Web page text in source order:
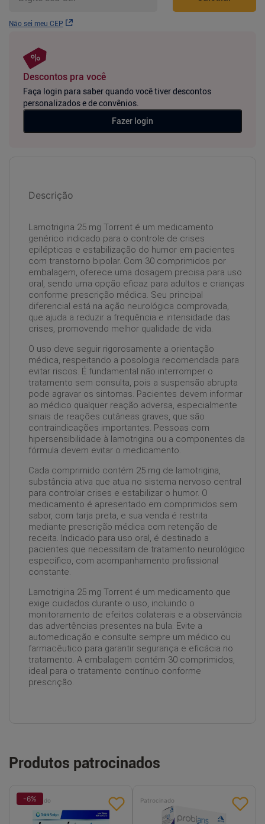
Não sei meu CEP
Descontos pra você
Faça login para saber quando você tiver descontos
personalizados e de convênios.
Fazer login
Descrição
Lamotrigina 25 mg Torrent é um medicamento
genérico indicado para o controle de crises
epilépticas e estabilização do humor em pacientes
com transtorno bipolar. Com 30 comprimidos por
embalagem, oferece uma dosagem precisa para uso
oral, sendo uma opção eficaz para adultos e crianças
conforme prescrição médica. Seu principal
diferencial está na ação neurológica comprovada,
que ajuda a reduzir a frequência e intensidade das
crises, promovendo melhor qualidade de vida.
O uso deve seguir rigorosamente a orientação
médica, respeitando a posologia recomendada para
evitar riscos. É fundamental não interromper o
tratamento sem consulta, pois a suspensão abrupta
pode agravar os sintomas. Pacientes devem informar
ao médico qualquer reação adversa, especialmente
sinais de reações cutâneas graves, que são
contraindicações importantes. Pessoas com
hipersensibilidade à lamotrigina ou a componentes da
fórmula devem evitar o medicamento.
Cada comprimido contém 25 mg de lamotrigina,
substância ativa que atua no sistema nervoso central
para controlar crises e estabilizar o humor. O
medicamento é apresentado em comprimidos sem
sabor, com tarja preta, e sua venda é restrita
mediante prescrição médica com retenção de
receita. Indicado para uso oral, é destinado a
pacientes que necessitam de tratamento neurológico
específico, com acompanhamento profissional
constante.
Lamotrigina 25 mg Torrent é um medicamento que
exige cuidados durante o uso, incluindo o
monitoramento de efeitos colaterais e a observância
das advertências presentes na bula. Evite a
automedicação e consulte sempre um médico ou
farmacêutico para garantir segurança e eficácia no
tratamento. A embalagem contém 30 comprimidos,
ideal para o tratamento contínuo conforme
prescrição.
Produtos patrocinados
Patrocinado
-6% Patrocinado